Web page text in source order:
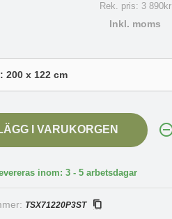
Rek. pris: 3 890kr
Inkl. moms
I VARUKORGEN
inom: 3 - 5 arbetsdagar
TSX71220P3ST